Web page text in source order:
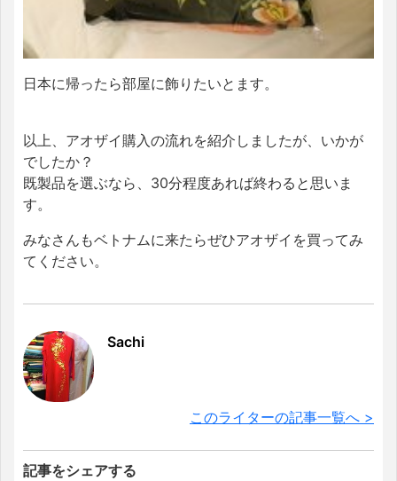
日本に帰ったら部屋に飾りたいとます。
以上、アオザイ購入の流れを紹介しましたが、いかが
でしたか？
既製品を選ぶなら、30分程度あれば終わると思いま
す。
みなさんもベトナムに来たらぜひアオザイを買ってみ
てください。
Sachi
このライターの記事一覧へ >
記事をシェアする